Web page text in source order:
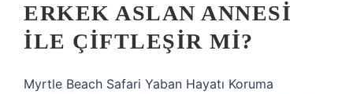
ERKEK ASLAN ANNESI
ILE ÇIFTLEŞIR MI?
Myrtle Beach Safari Yaban Hayatı Koruma